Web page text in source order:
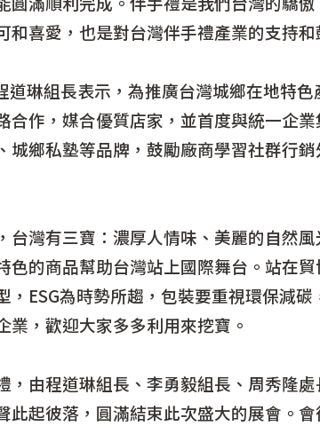
喜愛，也是對台灣伴手禮產業的支持和
組長表示，為推廣台灣城鄉在地特色
作，媒合優質店家，並首度與統一企業
鄉私塾等品牌，鼓勵廠商學習社群行
灣有三寶：濃厚人情味、美麗的自然風
的商品幫助台灣站上國際舞台。站在
ESG為時勢所趨，包裝要重視環保減
，歡迎大家多多利用來挖寶。
由程道琳組長、李勇毅組長、周秀隆處
起彼落，圓滿結束此次盛大的展會。